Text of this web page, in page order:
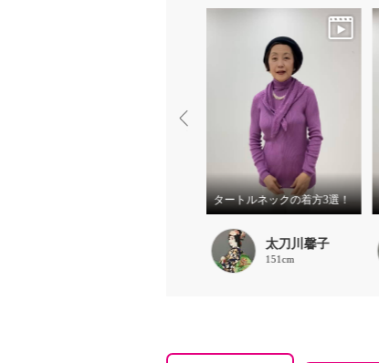
タートルネックの着方3選！
太刀川馨子
151cm